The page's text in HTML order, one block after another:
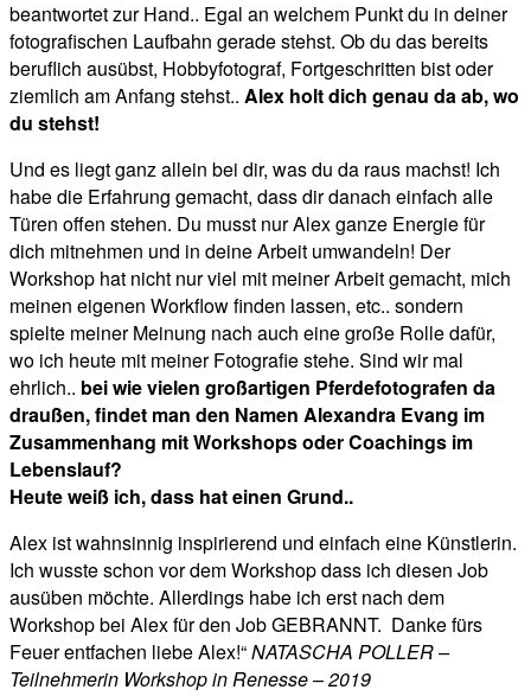
beantwortet zur Hand.. Egal an welchem Punkt du in deiner
fotografischen Laufbahn gerade stehst. Ob du das bereits
beruflich ausübst, Hobbyfotograf, Fortgeschritten bist oder
ziemlich am Anfang stehst.. Alex holt dich genau da ab, wo
du stehst!
Und es liegt ganz allein bei dir, was du da raus machst! Ich
habe die Erfahrung gemacht, dass dir danach einfach alle
Türen offen stehen. Du musst nur Alex ganze Energie für
dich mitnehmen und in deine Arbeit umwandeln! Der
Workshop hat nicht nur viel mit meiner Arbeit gemacht, mich
meinen eigenen Workflow finden lassen, etc.. sondern
spielte meiner Meinung nach auch eine große Rolle dafür,
wo ich heute mit meiner Fotografie stehe. Sind wir mal
ehrlich.. bei wie vielen großartigen Pferdefotografen da
draußen, findet man den Namen Alexandra Evang im
Zusammenhang mit Workshops oder Coachings im
Lebenslauf?
Heute weiß ich, dass hat einen Grund..
Alex ist wahnsinnig inspirierend und einfach eine Künstlerin.
Ich wusste schon vor dem Workshop dass ich diesen Job
ausüben möchte. Allerdings habe ich erst nach dem
Workshop bei Alex für den Job GEBRANNT. Danke fürs
Feuer entfachen liebe Alex!“NATASCHA POLLER –
Teilnehmerin Workshop in Renesse – 2019